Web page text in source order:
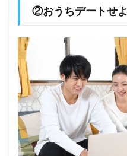
②おうちデートせよ